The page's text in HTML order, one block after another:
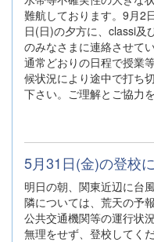
難航しております。9月2
日(日)の夕方に、classi及
のみなさまに連絡させて
通常どおりの日程で授業
候状況により途中で打ち
下さい。ご理解とご協力
5月31日(金)の登校
明日の朝、関東近辺に台
隣については、荒天の予
公共交通機関等の運行状
無理をせず、登校してくだ